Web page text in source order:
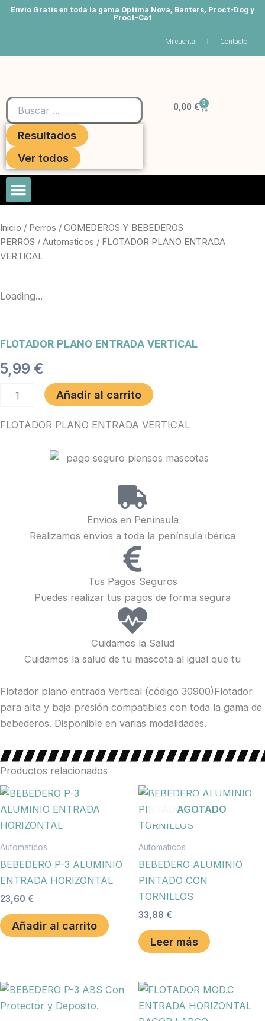
Envío Gratis en toda la gama Optima Nova, Banters, Proct-Dog y
Proct-Cat
Mi cuenta Contacto
Search
Resultados
Ver todos
0,00 € 0
Carrito
Inicio / Perros / COMEDEROS Y BEBEDEROS
PERROS / Automaticos / FLOTADOR PLANO ENTRADA
VERTICAL
Loading...
FLOTADOR PLANO ENTRADA VERTICAL
5,99 €
PLANO
VERTICAL
Añadir al carrito
FLOTADOR PLANO ENTRADA VERTICAL
Envíos en Península
Realizamos envíos a toda la península ibérica
Tus Pagos Seguros
Puedes realizar tus pagos de forma segura
Cuidamos la Salud
Cuidamos la salud de tu mascota al igual que tu
Flotador plano entrada Vertical (código 30900)Flotador
para alta y baja presión compatibles con toda la gama de
bebederos. Disponible en varias modalidades.
Productos relacionados
Automaticos
BEBEDERO P-3 ALUMINIO
ENTRADA HORIZONTAL
23,60 €
Añadir al carrito
AGOTADO
Automaticos
BEBEDERO ALUMINIO
PINTADO CON
TORNILLOS
33,88 €
Leer más